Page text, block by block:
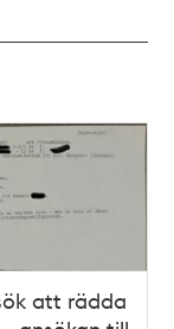
att rädda